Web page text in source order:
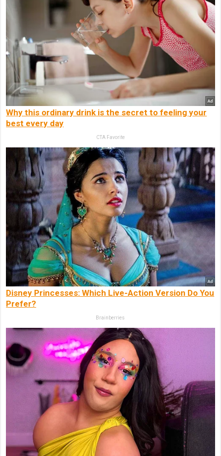
Why this ordinary drink is the secret to feeling your
best every day
CTA Favorite
Disney Princesses: Which Live-Action Version Do You
Prefer?
Brainberries